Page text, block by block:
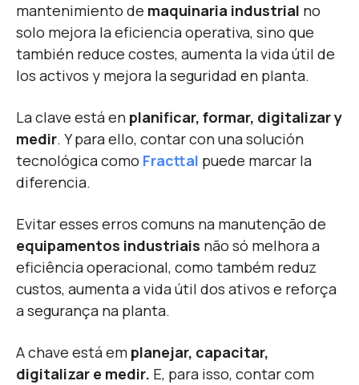
mantenimiento de maquinaria industrial no
solo mejora la eficiencia operativa, sino que
también reduce costes, aumenta la vida útil de
los activos y mejora la seguridad en planta.
La clave está en planificar, formar, digitalizar y
medir. Y para ello, contar con una solución
tecnológica como Fracttal puede marcar la
diferencia.
Evitar esses erros comuns na manutenção de
equipamentos industriais não só melhora a
eficiência operacional, como também reduz
custos, aumenta a vida útil dos ativos e reforça
a segurança na planta.
A chave está em planejar, capacitar,
digitalizar e medir. E, para isso, contar com